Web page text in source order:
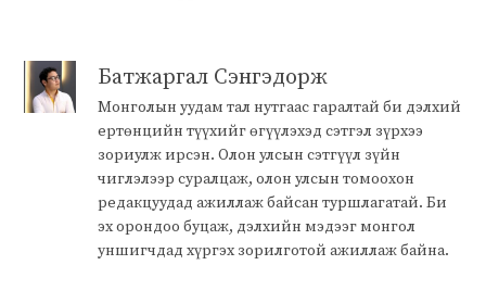
Батжаргал Сэнгэдорж
Монголын уудам тал нутгаас гаралтай би дэлхий
ертөнцийн түүхийг өгүүлэхэд сэтгэл зүрхээ
зориулж ирсэн. Олон улсын сэтгүүл зүйн
чиглэлээр суралцаж, олон улсын томоохон
редакцуудад ажиллаж байсан туршлагатай. Би
эх орондоо буцаж, дэлхийн мэдээг монгол
уншигчдад хүргэх зорилготой ажиллаж байна.